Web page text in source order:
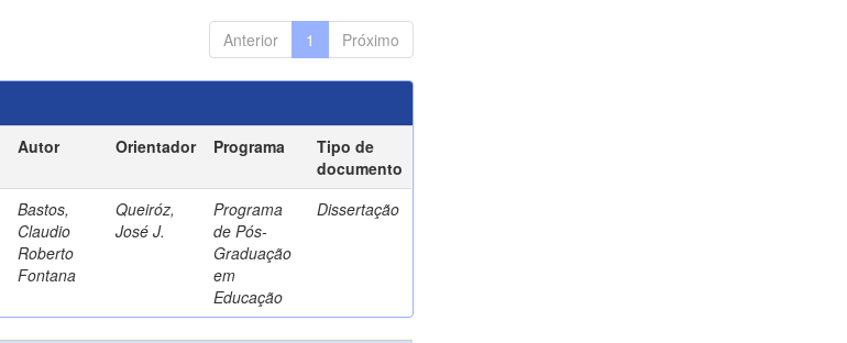
Anterior 1 Próximo
Autor Orientador Programa
Tipo de
documento
Bastos,
Claudio
Roberto
Fontana
Queiróz,
José J.
Programa
de Pós-
Graduação
em
Educação
Dissertação